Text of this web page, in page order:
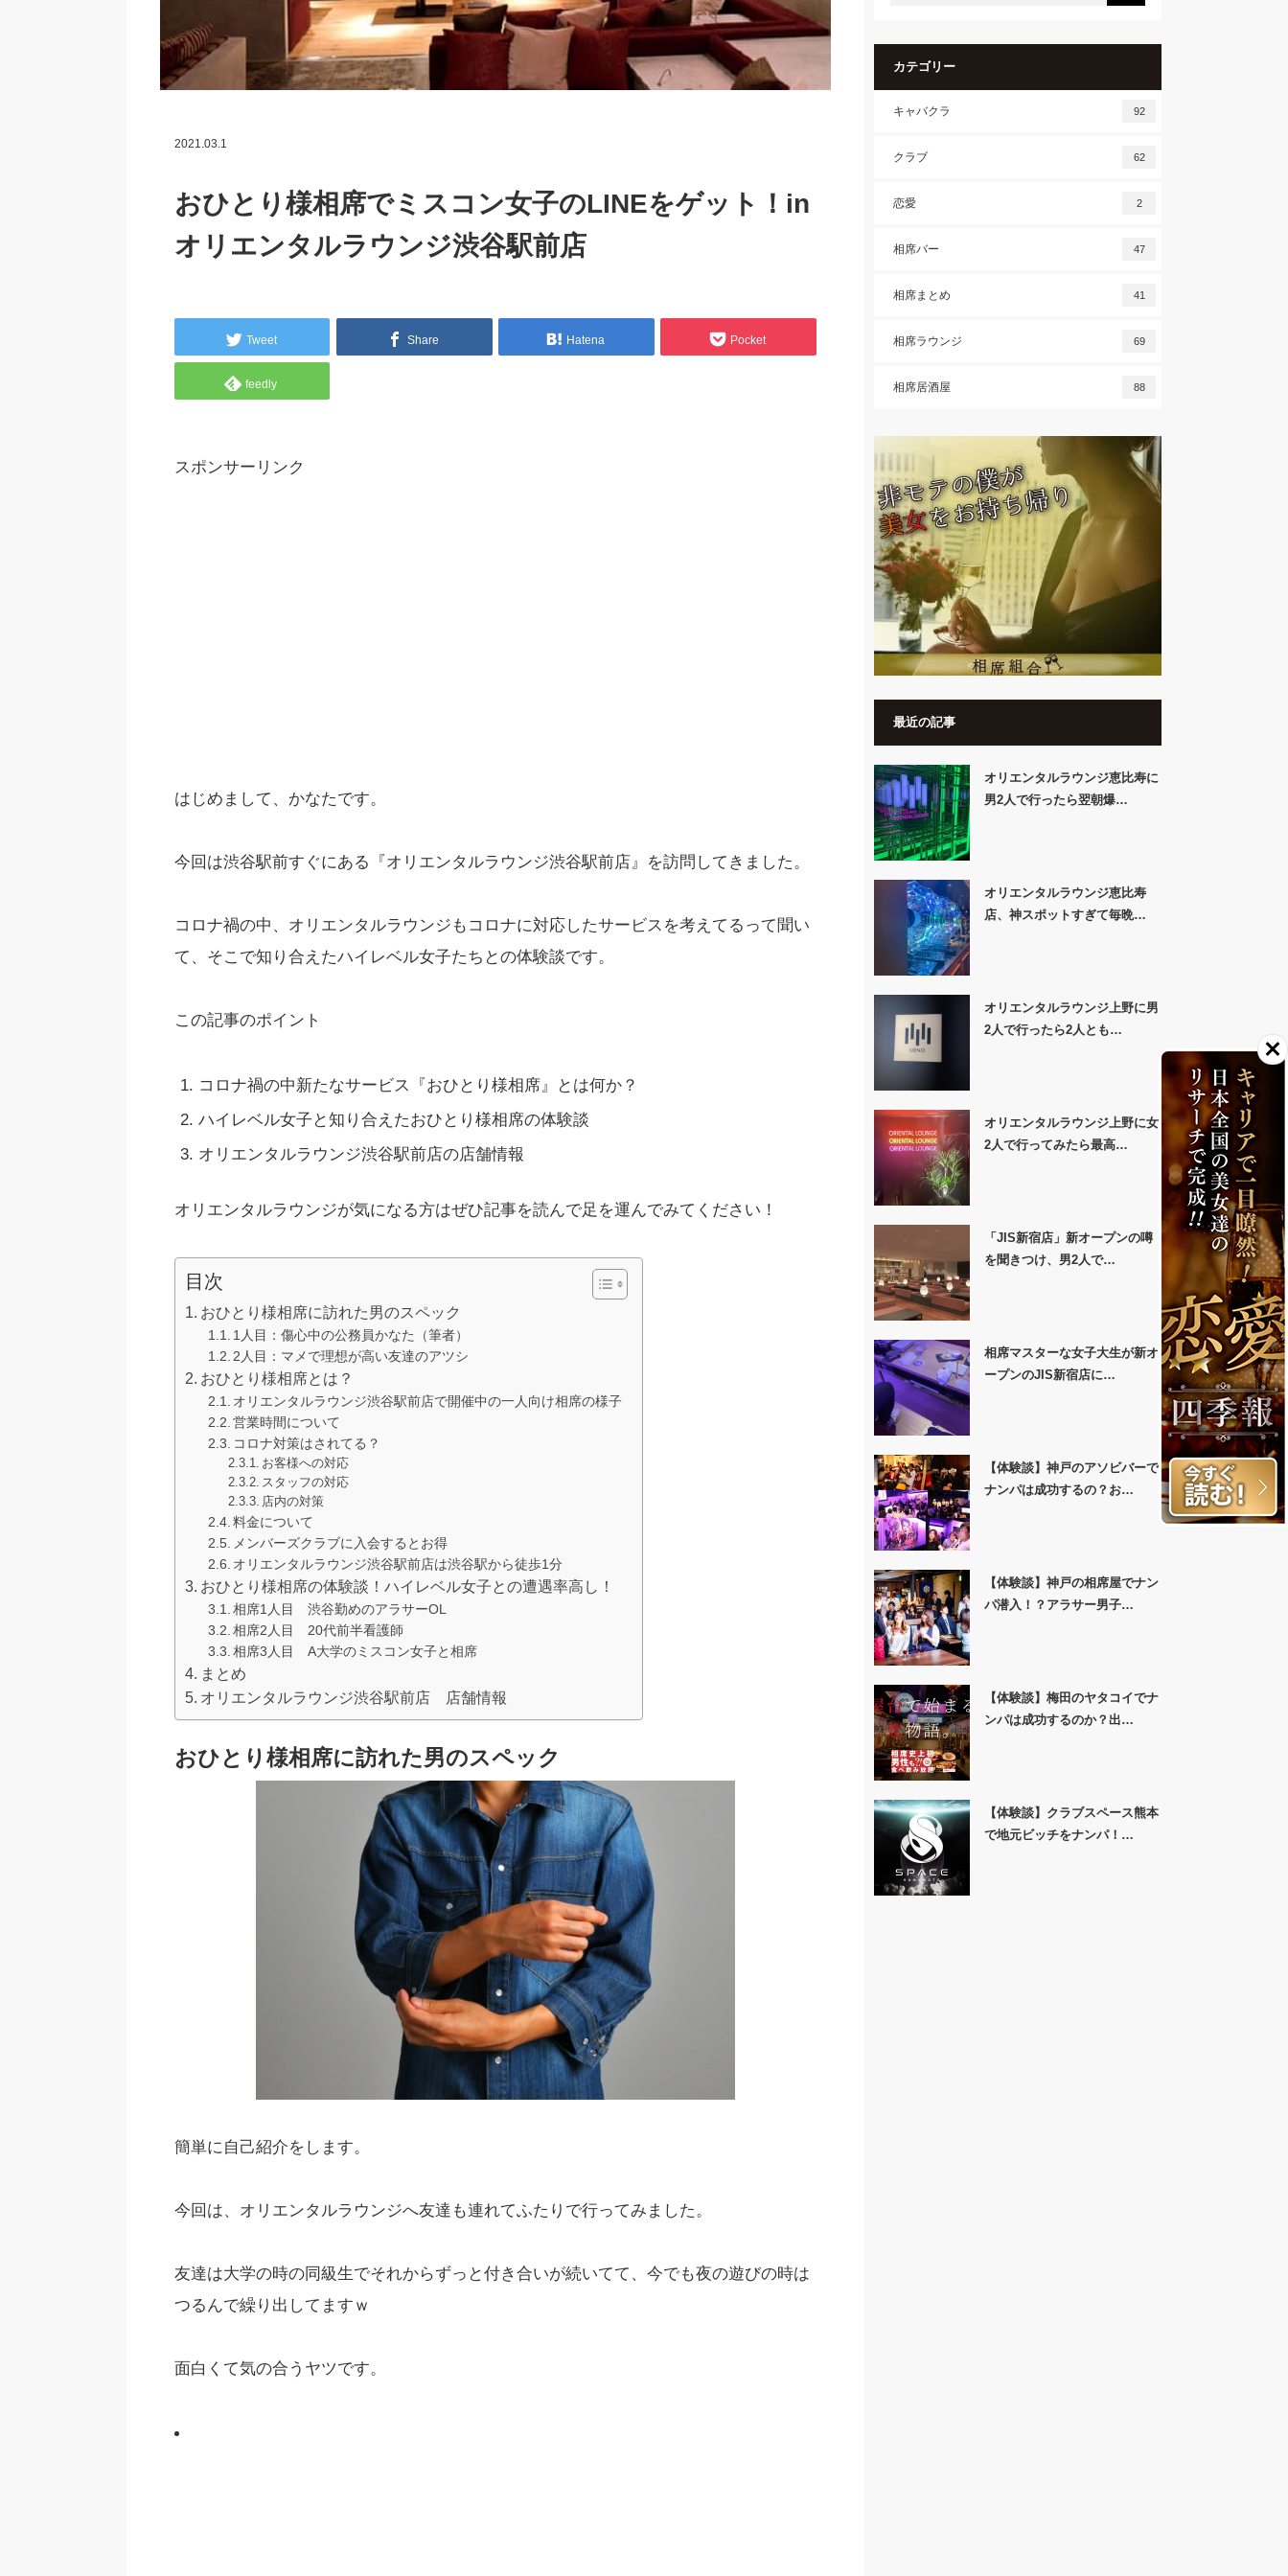
2021.03.1
おひとり様相席でミスコン女子のLINEをゲット！in
オリエンタルラウンジ渋谷駅前店
Tweet Share Hatena Pocket
feedly
スポンサーリンク
はじめまして、かなたです。
今回は渋谷駅前すぐにある『オリエンタルラウンジ渋谷駅前店』を訪問してきました。
コロナ禍の中、オリエンタルラウンジもコロナに対応したサービスを考えてるって聞い
て、そこで知り合えたハイレベル女子たちとの体験談です。
この記事のポイント
コロナ禍の中新たなサービス『おひとり様相席』とは何か？
ハイレベル女子と知り合えたおひとり様相席の体験談
オリエンタルラウンジ渋谷駅前店の店舗情報
オリエンタルラウンジが気になる方はぜひ記事を読んで足を運んでみてください！
目次
おひとり様相席に訪れた男のスペック
1人目：傷心中の公務員かなた（筆者）
2人目：マメで理想が高い友達のアツシ
おひとり様相席とは？
オリエンタルラウンジ渋谷駅前店で開催中の一人向け相席の様子
営業時間について
コロナ対策はされてる？
お客様への対応
スタッフの対応
店内の対策
料金について
メンバーズクラブに入会するとお得
オリエンタルラウンジ渋谷駅前店は渋谷駅から徒歩1分
おひとり様相席の体験談！ハイレベル女子との遭遇率高し！
相席1人目 渋谷勤めのアラサーOL
相席2人目 20代前半看護師
相席3人目 A大学のミスコン女子と相席
まとめ
オリエンタルラウンジ渋谷駅前店 店舗情報
おひとり様相席に訪れた男のスペック
簡単に自己紹介をします。
今回は、オリエンタルラウンジへ友達も連れてふたりで行ってみました。
友達は大学の時の同級生でそれからずっと付き合いが続いてて、今でも夜の遊びの時は
つるんで繰り出してますｗ
面白くて気の合うヤツです。
カテゴリー
キャバクラ 92
クラブ 62
恋愛 2
相席バー 47
相席まとめ 41
相席ラウンジ 69
相席居酒屋 88
最近の記事
オリエンタルラウンジ恵比寿に
男2人で行ったら翌朝爆…
オリエンタルラウンジ恵比寿
店、神スポットすぎて毎晩…
オリエンタルラウンジ上野に男
2人で行ったら2人とも…
オリエンタルラウンジ上野に女
2人で行ってみたら最高…
「JIS新宿店」新オープンの噂
を聞きつけ、男2人で…
相席マスターな女子大生が新オ
ープンのJIS新宿店に…
【体験談】神戸のアソビバーで
ナンパは成功するの？お…
【体験談】神戸の相席屋でナン
パ潜入！？アラサー男子…
【体験談】梅田のヤタコイでナ
ンパは成功するのか？出…
【体験談】クラブスペース熊本
で地元ビッチをナンパ！…